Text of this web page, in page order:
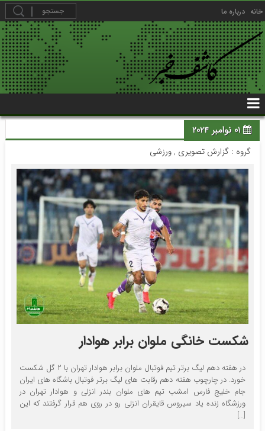
خانه درباره ما
01 نوامبر 2024
گروه :گزارش تصویری ,ورزشی
شکست خانگی ملوان برابر هوادار
در هفته دهم لیگ برتر تیم فوتبال ملوان برابر هوادار تهران با ۲ گل شکست
خورد. در چارچوب هفته دهم رقابت های لیگ برتر فوتبال باشگاه های ایران
جام خلیج فارس امشب تیم های ملوان بندر انزلی و هوادار تهران در
ورزشگاه زنده یاد سیروس قایقران انزلی رو در روی هم قرار گرفتند که این
[…]